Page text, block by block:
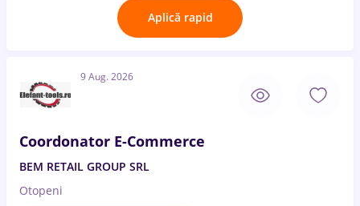
Aplică rapid
9 Aug. 2026
Coordonator E-Commerce
BEM RETAIL GROUP SRL
Otopeni